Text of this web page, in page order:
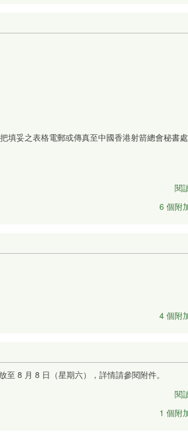
把填妥之表格電郵或傳真至中國香港射箭總會秘書
閱
6 個附
4 個附
8 月 8 日（星期六），詳情請參閱附件。
閱
1 個附